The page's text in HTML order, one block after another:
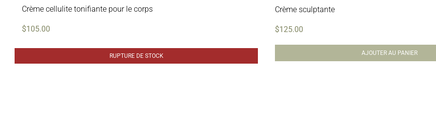
RUPTURE DE STOCK
Crème cellulite tonifiante pour le corps
$105.00
Crème sculptante
$125.00
AJOUTER AU PANIER